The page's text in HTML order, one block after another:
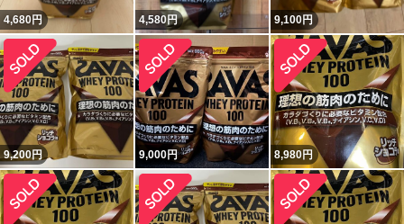
4,680円 4,580円 9,100円
9,200円 9,000円 8,980円